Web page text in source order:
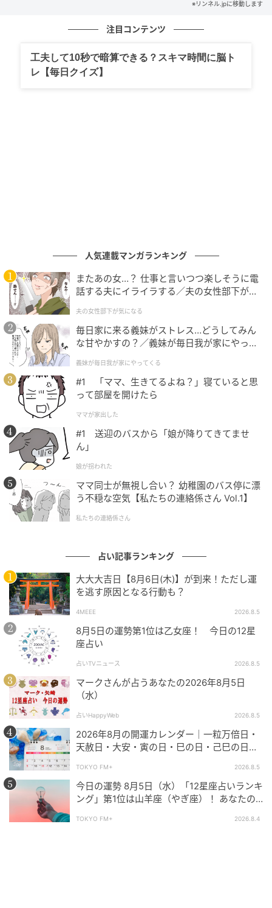
今週は「自分をどう打ち出すか」が大きなテーマ。や
る気はあるんだけど、勢いだけで進むと行き詰まっち
無駄な遠回りを減らせる。見切り発車より、ひと呼吸
おいてから進もう。
新しいことに挑戦したくなるけど、準備不足のまま動
くとやり直しになったりするかも。仕事はスピードよ
り完成度を意識しよう。お金も勢いで使うより、「継
続できるか」を基準に選ぶと後悔が少ないみたい。
美容・健康運
外見を変えたくなる気持ちが高まりそう。ヘアスタイ
ルやファッションに少し変化をつけるだけでも気分が
切り替わるよ。無理のない範囲で続けられるケアが
◎。
今週のラッキーおぱんつ
ややハリのある素材の「おぱんつ」。気持ちが引き締
おうし座
※リンネル.jpに移動します
注目コンテンツ
工夫して10秒で暗算できる？スキマ時間に脳ト
レ【毎日クイズ】
人気連載マンガランキング
またあの女…？ 仕事と言いつつ楽しそうに電
話する夫にイライラする／夫の女性部下が気
夫の女性部下が気になる
毎日家に来る義妹がストレス…どうしてみん
な甘やかすの？／義妹が毎日我が家にやって
が】
義妹が毎日我が家にやってくる
#1 「ママ、生きてるよね？」寝ていると思
って部屋を開けたら
ママが家出した
#1 送迎のバスから「娘が降りてきてませ
ん」
娘が拐われた
ママ同士が無視し合い？ 幼稚園のバス停に漂
う不穏な空気【私たちの連絡係さん Vol.1】
私たちの連絡係さん
占い記事ランキング
大大大吉日【8月6日(木)】が到来！ただし運
を逃す原因となる行動も？
4MEEE 2026.8.5
8月5日の運勢第1位は乙女座！ 今日の12星
座占い
占いTVニュース 2026.8.5
マークさんが占うあなたの2026年8月5日
（水）
占いHappyWeb 2026.8.5
2026年8月の開運カレンダー｜一粒万倍日・
天赦日・大安・寅の日・巳の日・己巳の日…8
こと、NG行動などを解説
TOKYO FM+ 2026.8.5
今日の運勢 8月5日（水）「12星座占いランキ
ング」第1位は山羊座（やぎ座）！ あなたの
TOKYO FM+ 2026.8.4